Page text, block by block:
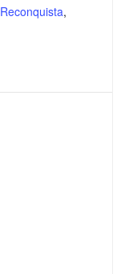
Reconquista,